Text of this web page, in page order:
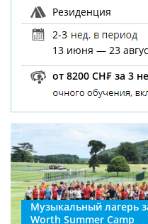
Резиденция
2-3
13 июня — 23
от 8200 CH₣ за 3
Музыкальный лагерь
Worth Summer Camp